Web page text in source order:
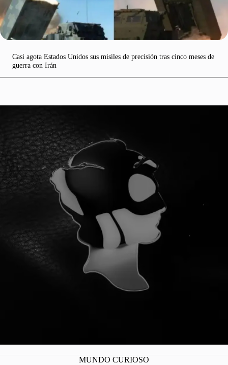
Casi agota Estados Unidos sus misiles de precisión tras cinco meses de
guerra con Irán
SOMOS
MUNDO CURIOSO